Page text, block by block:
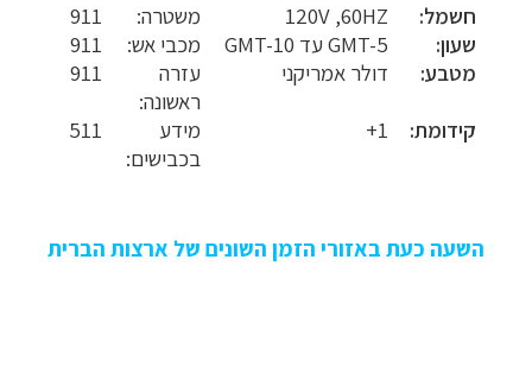
911
משטרה: HZ
60,
V
120
חשמל:
911
מכבי אש: GMT-5 עד GMT-10
שעון:
911
עזרה
ראשונה:
דולר אמריקני
מטבע:
511
מידע
בכבישים:
1+ קידומת:
השעה כעת באזורי הזמן השונים של ארצות הברית